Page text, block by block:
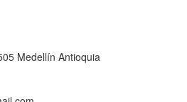
Medellín Antioquia